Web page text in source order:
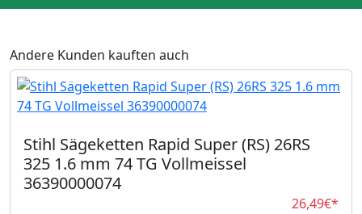
Andere Kunden kauften auch
Stihl Sägeketten Rapid Super (RS) 26RS
325 1.6 mm 74 TG Vollmeissel
36390000074
26,49€*